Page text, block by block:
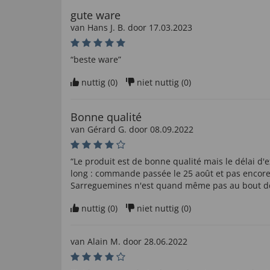
gute ware
van Hans J. B. door 17.03.2023
“beste ware”
nuttig (0) niet nuttig (0)
Bonne qualité
van Gérard G. door 08.09.2022
“Le produit est de bonne qualité mais le délai
long : commande passée le 25 août et pas
Sarreguemines n'est quand même pas au bout
nuttig (0) niet nuttig (0)
van Alain M. door 28.06.2022